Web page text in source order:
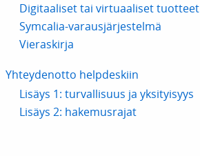
Digitaaliset tai virtuaaliset tuotteet
Symcalia-varausjärjestelmä
Vieraskirja
Yhteydenotto helpdeskiin
Lisäys 1: turvallisuus ja yksityisyys
Lisäys 2: hakemusrajat